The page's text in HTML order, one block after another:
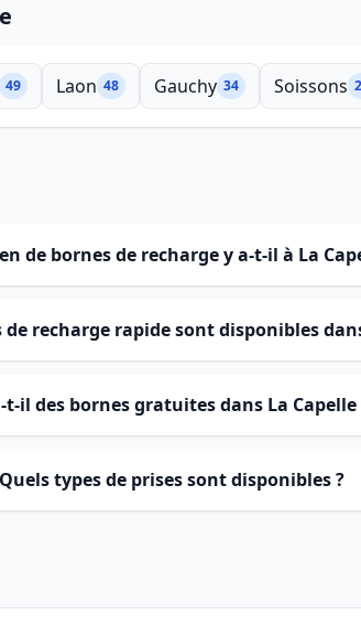
49 Laon 48 Gauchy 34 Soissons
de bornes de recharge y a-t-il à La
de recharge rapide sont disponibles
t-il des bornes gratuites dans La Capelle
Quels types de prises sont disponibles ?